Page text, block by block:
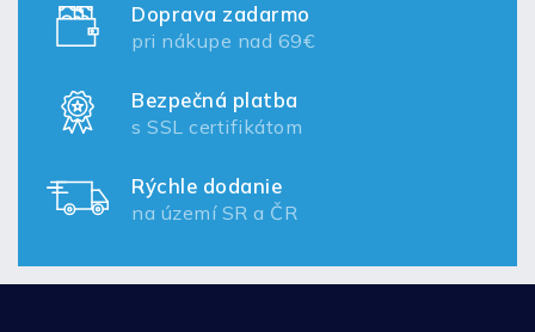
Doprava zadarmo
pri nákupe nad 69€
Bezpečná platba
s SSL certifikátom
Rýchle dodanie
na území SR a ČR